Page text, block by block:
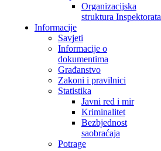
Organizacijska
struktura Inspektorata
Informacije
Savjeti
Informacije o
dokumentima
Građanstvo
Zakoni i pravilnici
Statistika
Javni red i mir
Kriminalitet
Bezbjednost
saobraćaja
Potrage